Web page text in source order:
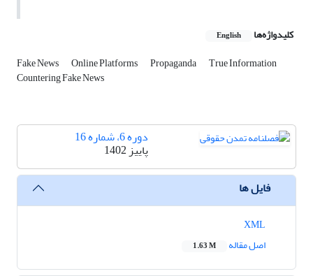
کلیدواژه‌ها English
Fake News Online Platforms Propaganda True Information
Countering Fake News
دوره 6، شماره 16
پاییز 1402
فایل ها
اصل مقاله
1.63 M